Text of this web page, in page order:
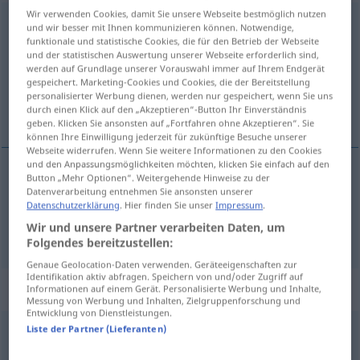
vordringlichadj
Übersicht aller Übersetzungen
(Für mehr Details die Übersetzung anklicken/antippen)
très urgent, prioritaire
trèsurgent vordringlich
prioritaire vordringlich
„vordringlich“: Adverb
vordringlichadv
Wir verwenden Cookies, damit Sie unsere Webseite bestmöglich nutzen
und wir besser mit Ihnen kommunizieren können. Notwendige,
funktionale und statistische Cookies, die für den Betrieb der Webseite
und der statistischen Auswertung unserer Webseite erforderlich sind,
werden auf Grundlage unserer Vorauswahl immer auf Ihrem Endgerät
gespeichert. Marketing-Cookies und Cookies, die der Bereitstellung
personalisierter Werbung dienen, werden nur gespeichert, wenn Sie uns
durch einen Klick auf den „Akzeptieren“-Button Ihr Einverständnis
geben. Klicken Sie ansonsten auf „Fortfahren ohne Akzeptieren“. Sie
können Ihre Einwilligung jederzeit für zukünftige Besuche unserer
Webseite widerrufen. Wenn Sie weitere Informationen zu den Cookies
und den Anpassungsmöglichkeiten möchten, klicken Sie einfach auf den
Button „Mehr Optionen“. Weitergehende Hinweise zu der
Datenverarbeitung entnehmen Sie ansonsten unserer
Datenschutzerklärung. Hier finden Sie unserImpressum.
Wir und unsere Partner verarbeiten Daten, um
Folgendes bereitzustellen:
Genaue Geolocation-Daten verwenden. Geräteeigenschaften zur
Identifikation aktiv abfragen. Speichern von und/oder Zugriff auf
Informationen auf einem Gerät. Personalisierte Werbung und Inhalte,
Messung von Werbung und Inhalten, Zielgruppenforschung und
Entwicklung von Dienstleistungen.
Liste der Partner (Lieferanten)